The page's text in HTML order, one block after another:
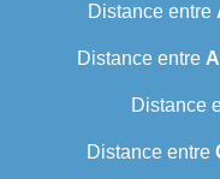
Distance entre
Distance entre
Distance
Distance entre